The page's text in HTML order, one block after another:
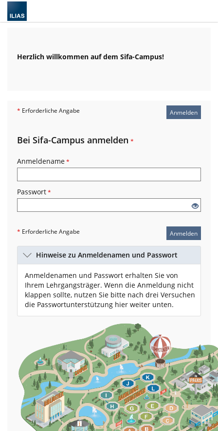
Herzlich willkommen auf dem Sifa-Campus!
Anmelden
* Erforderliche Angabe
Bei Sifa-Campus anmelden *
Anmeldename*
Passwort*
* Erforderliche Angabe Anmelden
Hinweise zu Anmeldenamen und Passwort
Anmeldenamen und Passwort erhalten Sie von
Ihrem Lehrgangsträger. Wenn die Anmeldung nicht
klappen sollte, nutzen Sie bitte nach drei Versuchen
die Passwortunterstützung hier weiter unten.